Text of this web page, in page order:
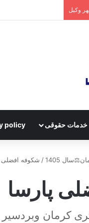
وکیل
خدمات حقوقی policy
/ شکوفه افضلی
پارسا
کرمان وبردسیر